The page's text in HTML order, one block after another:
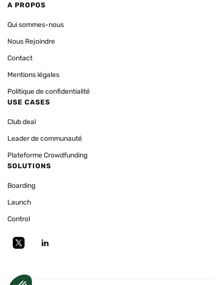
A PROPOS
Qui sommes-nous
Nous Rejoindre
Contact
Mentions légales
Politique de confidentialité
USE CASES
Club deal
Leader de communauté
Plateforme Crowdfunding
SOLUTIONS
Boarding
Launch
Control